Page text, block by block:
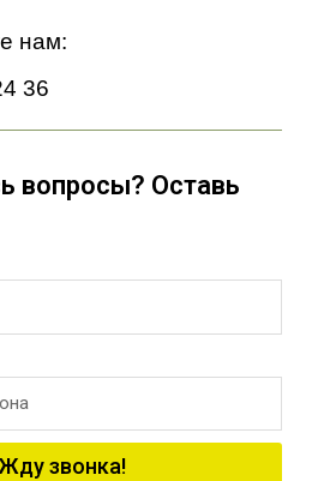
нам:
36
вопросы? Оставь
звонка!